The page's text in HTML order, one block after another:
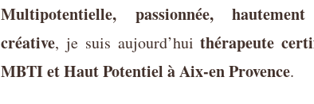
Multipotentielle, passionnée,
créative, je suis aujourd’huithérapeute
MBTI et Haut Potentiel à Aix-en Provence.